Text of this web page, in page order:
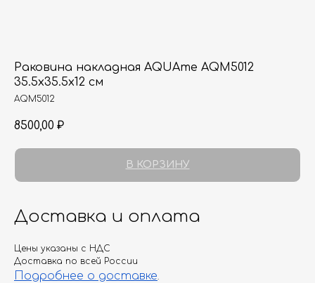
Раковина накладная AQUAme AQM5012
35.5х35.5х12 см
AQM5012
8500,00 ₽
В КОРЗИНУ
Доставка и оплата
Цены указаны с НДС
Доставка по всей России
Подробнее о доставке.